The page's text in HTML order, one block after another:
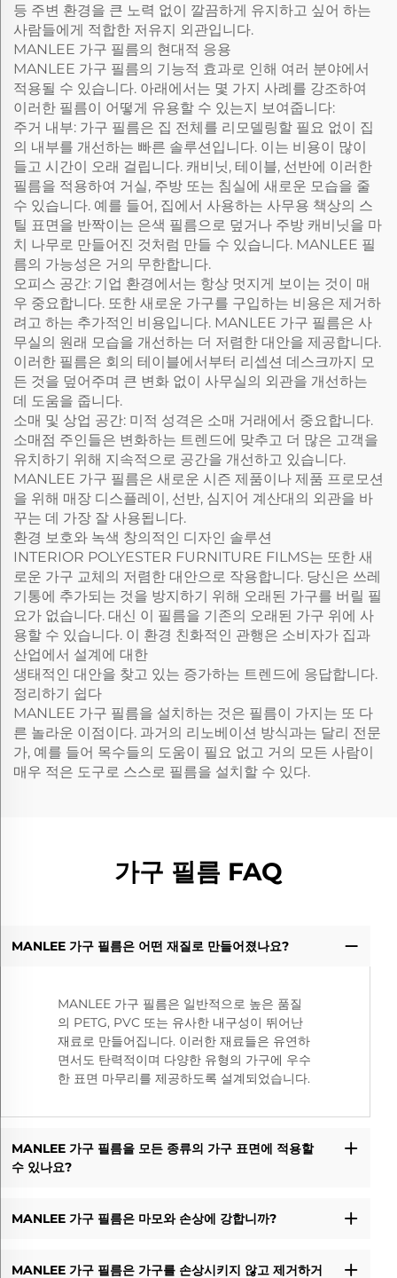
등 주변 환경을 큰 노력 없이 깔끔하게 유지하고 싶어 하는
사람들에게 적합한 저유지 외관입니다.
MANLEE 가구 필름의 현대적 응용
MANLEE 가구 필름의 기능적 효과로 인해 여러 분야에서
적용될 수 있습니다. 아래에서는 몇 가지 사례를 강조하여
이러한 필름이 어떻게 유용할 수 있는지 보여줍니다:
주거 내부: 가구 필름은 집 전체를 리모델링할 필요 없이 집
의 내부를 개선하는 빠른 솔루션입니다. 이는 비용이 많이
들고 시간이 오래 걸립니다. 캐비닛, 테이블, 선반에 이러한
필름을 적용하여 거실, 주방 또는 침실에 새로운 모습을 줄
수 있습니다. 예를 들어, 집에서 사용하는 사무용 책상의 스
틸 표면을 반짝이는 은색 필름으로 덮거나 주방 캐비닛을 마
치 나무로 만들어진 것처럼 만들 수 있습니다. MANLEE 필
름의 가능성은 거의 무한합니다.
오피스 공간: 기업 환경에서는 항상 멋지게 보이는 것이 매
우 중요합니다. 또한 새로운 가구를 구입하는 비용은 제거하
려고 하는 추가적인 비용입니다. MANLEE 가구 필름은 사
무실의 원래 모습을 개선하는 더 저렴한 대안을 제공합니다.
이러한 필름은 회의 테이블에서부터 리셉션 데스크까지 모
든 것을 덮어주며 큰 변화 없이 사무실의 외관을 개선하는
데 도움을 줍니다.
소매 및 상업 공간: 미적 성격은 소매 거래에서 중요합니다.
소매점 주인들은 변화하는 트렌드에 맞추고 더 많은 고객을
유치하기 위해 지속적으로 공간을 개선하고 있습니다.
MANLEE 가구 필름은 새로운 시즌 제품이나 제품 프로모션
을 위해 매장 디스플레이, 선반, 심지어 계산대의 외관을 바
꾸는 데 가장 잘 사용됩니다.
환경 보호와 녹색 창의적인 디자인 솔루션
INTERIOR POLYESTER FURNITURE FILMS는 또한 새
로운 가구 교체의 저렴한 대안으로 작용합니다. 당신은 쓰레
기통에 추가되는 것을 방지하기 위해 오래된 가구를 버릴 필
요가 없습니다. 대신 이 필름을 기존의 오래된 가구 위에 사
용할 수 있습니다. 이 환경 친화적인 관행은 소비자가 집과
산업에서 설계에 대한
생태적인 대안을 찾고 있는 증가하는 트렌드에 응답합니다.
정리하기 쉽다
MANLEE 가구 필름을 설치하는 것은 필름이 가지는 또 다
른 놀라운 이점이다. 과거의 리노베이션 방식과는 달리 전문
가, 예를 들어 목수들의 도움이 필요 없고 거의 모든 사람이
매우 적은 도구로 스스로 필름을 설치할 수 있다.
가구 필름 FAQ
MANLEE 가구 필름은 어떤 재질로 만들어졌나요?
MANLEE 가구 필름은 일반적으로 높은 품질
의 PETG, PVC 또는 유사한 내구성이 뛰어난
재료로 만들어집니다. 이러한 재료들은 유연하
면서도 탄력적이며 다양한 유형의 가구에 우수
한 표면 마무리를 제공하도록 설계되었습니다.
MANLEE 가구 필름을 모든 종류의 가구 표면에 적용할
수 있나요?
MANLEE 가구 필름은 마모와 손상에 강합니까?
MANLEE 가구 필름은 가구를 손상시키지 않고 제거하거